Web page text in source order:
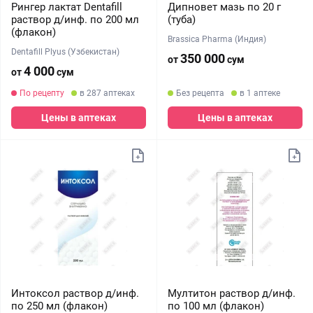
Рингер лактат Dentafill
раствор д/инф. по 200 мл
(флакон)
Dentafill Plyus (Узбекистан)
от4 000сум
По рецепту в 287 аптеках
Цены в аптеках
Дипновет мазь по 20 г
(туба)
Brassica Pharma (Индия)
от350 000сум
Без рецепта в 1 аптеке
Цены в аптеках
Интоксол раствор д/инф.
по 250 мл (флакон)
Мултитон раствор д/инф.
по 100 мл (флакон)